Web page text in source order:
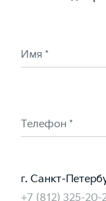
Имя *
Телефон *
г. Санкт-
+7 (812) 325-20-